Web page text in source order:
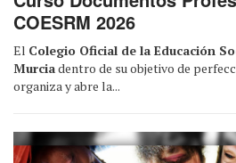
COESRM 2026
El Colegio Oficial de la Educación
Murciadentro de su objetivo de
organiza y abre la...